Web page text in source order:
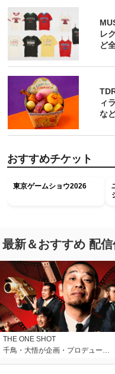
レ
ど
ィ
な
おすすめチケット
東京ゲームショウ2026
最新＆おすすめ 配
THE ONE SHOT
千鳥・大悟が企画・プロデュー…